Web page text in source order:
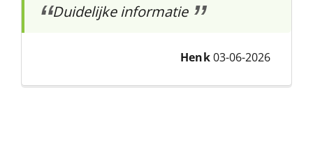
Duidelijke informatie
Henk03-06-2026